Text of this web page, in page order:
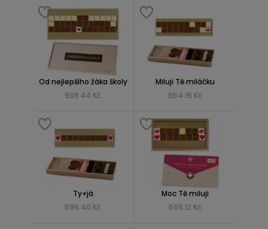
Od nejlepšího žáka školy
939.44 Kč
Miluji Tě miláčku
654.15 Kč
Ty+já
596.40 Kč
Moc Tě miluji
565.12 Kč